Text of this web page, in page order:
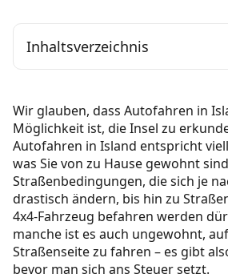
Inhaltsverzeichnis
Benötige ich ein Auto in
Ist das Autofahren in Island
Vor- und Nachteile des
Vorteile
Nachteile
Wir glauben, dass Autofahren in
Möglichkeit ist, die Insel zu
Autofahren in Island entspricht
was Sie von zu Hause gewohnt
Straßenbedingungen, die sich je
drastisch ändern, bis hin zu
4x4-Fahrzeug befahren werden
manche ist es auch ungewohnt,
Straßenseite zu fahren – es gibt
bevor man sich ans Steuer setzt.